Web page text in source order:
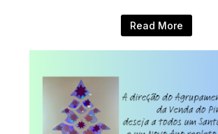
Read More